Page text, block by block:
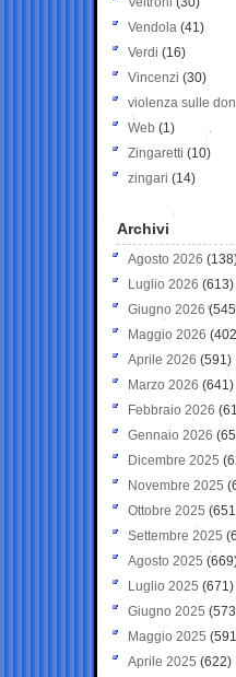
Vendola (41)
Verdi (16)
Vincenzi (30)
violenza sulle
Web (1)
Zingaretti (10)
zingari (14)
Archivi
Agosto 2026
Luglio 2026 (613)
Giugno 2026
Maggio 2026
Aprile 2026 (591)
Marzo 2026 (641)
Febbraio 2026
Gennaio 2026
Dicembre 2025
Novembre 2025
Ottobre 2025
Settembre 2025
Agosto 2025
Luglio 2025 (671)
Giugno 2025
Maggio 2025
Aprile 2025 (622)